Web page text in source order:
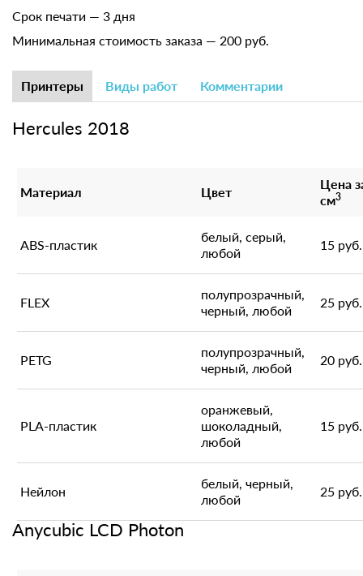
Срок печати — 3 дня
Минимальная стоимость заказа — 200 руб.
Принтеры Виды работ Комментарии
Hercules 2018
Материал Цвет
Цена
см3
ABS-пластик
белый, серый,
любой
15 руб.
FLEX
полупрозрачный,
черный, любой
25 руб.
PETG
полупрозрачный,
черный, любой
20 руб.
PLA-пластик
оранжевый,
шоколадный,
любой
15 руб.
Нейлон
белый, черный,
любой
25 руб.
Anycubic LCD Photon